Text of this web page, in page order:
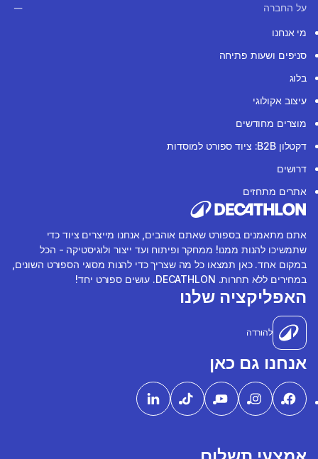
על החברה
מי אנחנו
סניפים ושעות פתיחה
בלוג
עיצוב אקולוגי
מוצרים מחודשים
דקטלון B2B: ציוד ספורט למוסדות
דרושים
אתרים מתחזים
אתם מתאמנים בספורט שאתם אוהבים, אנחנו מייצרים ציוד כדי
שתמשיכו להנות ממנו! ממחקר ופיתוח ועד ייצור ולוגיסטיקה - הכל
במקום אחד. כאן תמצאו כל מה שצריך כדי להנות מסוגי הספורט השונים,
במחירים ללא תחרות. DECATHLON. עושים ספורט יחד!
האפליקציה שלנו
להורדה
אנחנו גם כאן